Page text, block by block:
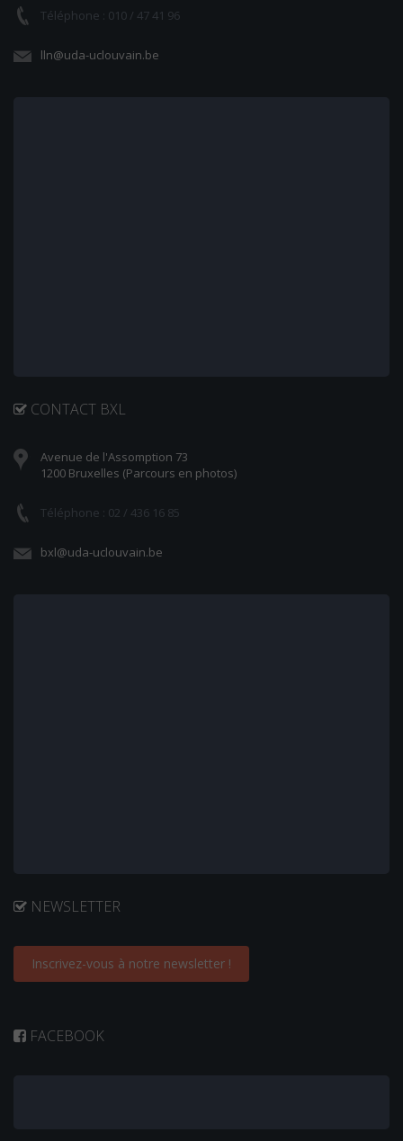
Téléphone : 010 / 47 41 96
lln@uda-uclouvain.be
CONTACT BXL
Avenue de l'Assomption 73
1200 Bruxelles (Parcours en photos)
Téléphone : 02 / 436 16 85
bxl@uda-uclouvain.be
NEWSLETTER
Inscrivez-vous à notre newsletter !
FACEBOOK